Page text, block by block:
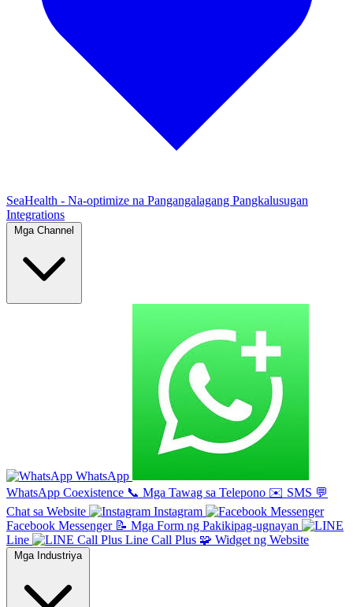
SeaHealth - Na-optimize na Pangangalagang Pangkalusugan
Integrations
Mga Channel
WhatsApp
WhatsApp Coexistence 📞 Mga Tawag sa Telepono ✉️ SMS 💬
Chat sa Website
Instagram
Facebook Messenger 📝 Mga Form ng Pakikipag-ugnayan
Line
Line Call Plus 🧩 Widget ng Website
Mga Industriya